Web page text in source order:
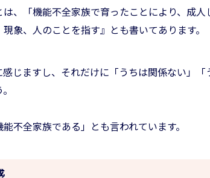
は、「機能不全家族で育ったことにより、成人
象、人のことを指す』とも書いてあります。
じますし、それだけに「うちは関係ない」
不全家族である」とも言われています。